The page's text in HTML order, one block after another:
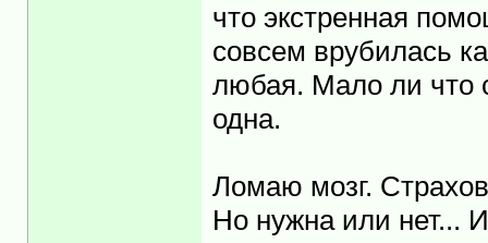
что экстренная
совсем врубилась
любая. Мало ли что
одна.
Ломаю мозг.
Но нужна или нет...